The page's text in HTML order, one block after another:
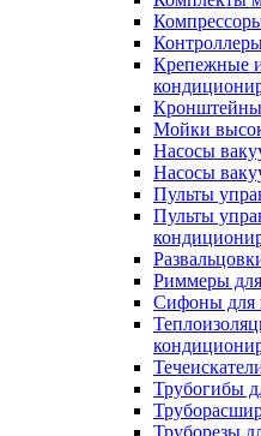
Крепежные
Кронштейны
Мойки
Насосы
Насосы
Пульты
Пульты
Риммеры
Сифоны для
Трубогибы
Труборезы